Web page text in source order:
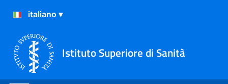
Istituto Superiore di Sanità